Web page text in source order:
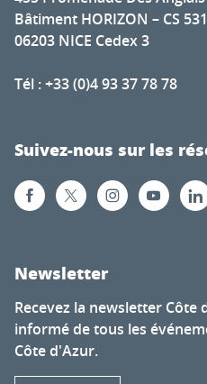
Bâtiment HORIZON – CS
06203 NICE Cedex 3
Tél : +33 (0)4 93 37 78 78
Suivez-nous sur les
Newsletter
Recevez la newsletter Côte
informé de tous les
Côte d'Azur.